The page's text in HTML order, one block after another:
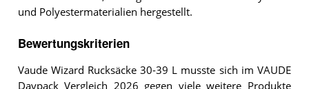
und Polyestermaterialien hergestellt.
Bewertungskriterien
Vaude Wizard Rucksäcke 30-39 L musste sich im VAUDE
Daypack Vergleich 2026 gegen viele weitere Produkte